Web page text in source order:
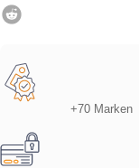
+70 Marken